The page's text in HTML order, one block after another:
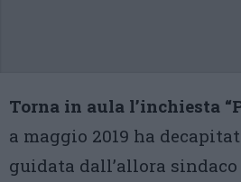
Torna in aula l’inchiesta
a maggio 2019 ha
guidata dall’allora